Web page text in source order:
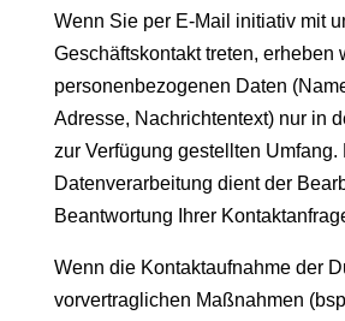
Wenn Sie per E-Mail initiativ mit
Geschäftskontakt treten, erheben
personenbezogenen Daten
Adresse, Nachrichtentext) nur in
zur Verfügung gestellten Umfang.
Datenverarbeitung dient der
Beantwortung Ihrer
Wenn die Kontaktaufnahme der
vorvertraglichen Maßnahmen